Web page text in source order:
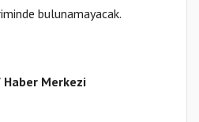
bulunamayacak.
Merkezi